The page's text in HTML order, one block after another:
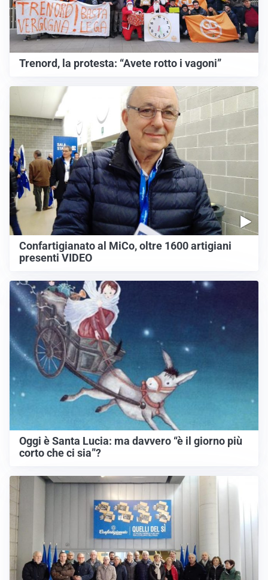
Trenord, la protesta: “Avete rotto i vagoni”
Confartigianato al MiCo, oltre 1600 artigiani
presenti VIDEO
Oggi è Santa Lucia: ma davvero “è il giorno più
corto che ci sia”?